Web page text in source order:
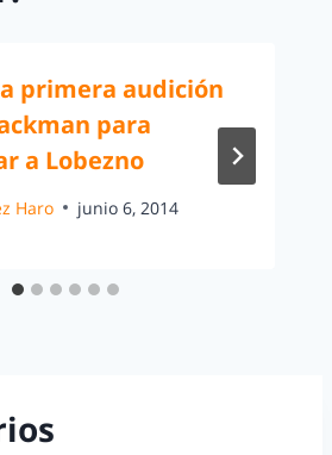
primera audición
para
a Lobezno
Haro junio 6, 2014